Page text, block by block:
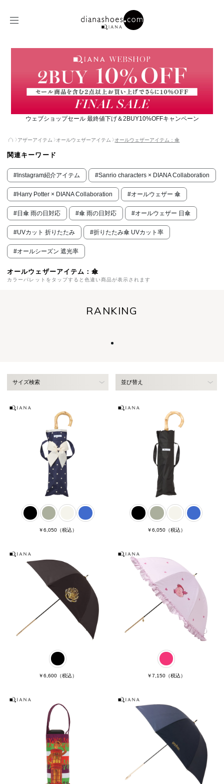
ウェブショップセール 最終値下げ＆2BUY10%OFFキャンペーン
アザーアイテム オールウェザーアイテム オールウェザーアイテム：傘
関連キーワード
#Instagram紹介アイテム #Sanrio characters × DIANA Collaboration
#Harry Potter × DIANA Collaboration #オールウェザー 傘
#日傘 雨の日対応 #傘 雨の日対応 #オールウェザー 日傘
#UVカット 折りたたみ #折りたたみ傘 UVカット率
#オールシーズン 遮光率
オールウェザーアイテム：傘
カラーパレットをタップすると色違い商品が表示されます
RANKING
サイズ検索 並び替え
￥6,050 （税込） ￥6,050（税込）
￥6,600 （税込） ￥7,150（税込）